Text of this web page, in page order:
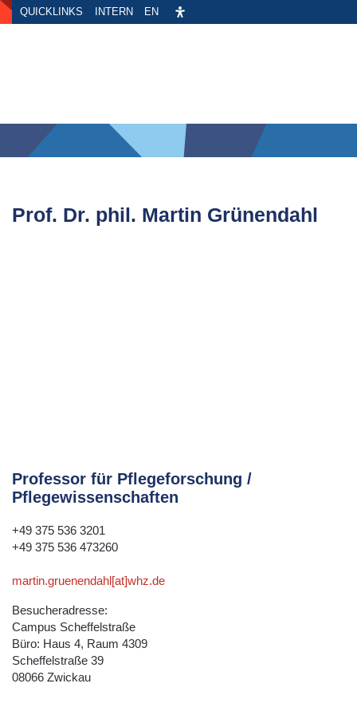
QUICKLINKS INTERN EN
Prof. Dr. phil. Martin Grünendahl
Professor für Pflegeforschung /
Pflegewissenschaften
+49 375 536 3201
+49 375 536 473260
martin.gruenendahl[at]whz.de
Besucheradresse:
Campus Scheffelstraße
Büro: Haus 4, Raum 4309
Scheffelstraße 39
08066 Zwickau